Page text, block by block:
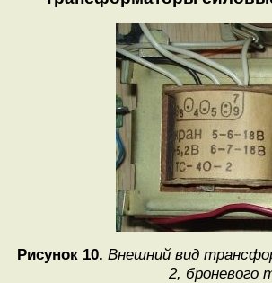
Рисунок 10. Внешний вид
2, броневого